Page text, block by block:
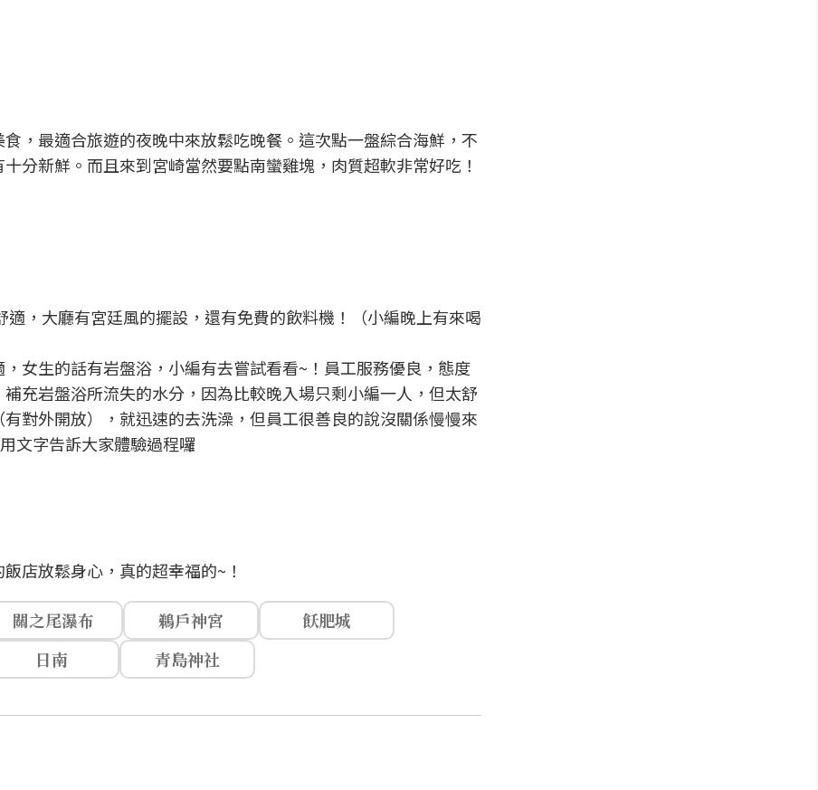
，最適合旅遊的夜晚中來放鬆吃晚餐。這次點一盤綜合海鮮，不
分新鮮。而且來到宮崎當然要點南蠻雞塊，肉質超軟非常好吃！
，大廳有宮廷風的擺設，還有免費的飲料機！（小編晚上有來喝
女生的話有岩盤浴，小編有去嘗試看看~！員工服務優良，態度
充岩盤浴所流失的水分，因為比較晚入場只剩小編一人，但太舒
對外開放），就迅速的去洗澡，但員工很善良的說沒關係慢慢來
文字告訴大家體驗過程囉
店放鬆身心，真的超幸福的~！
關之尾瀑布 鵜戶神宮
飫肥城
日南 青島神社